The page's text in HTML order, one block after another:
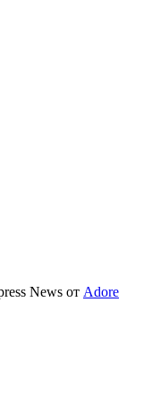
News от Adore